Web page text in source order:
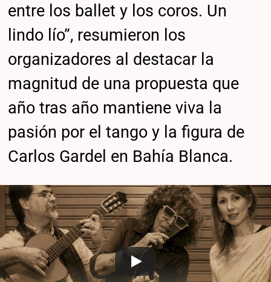
entre los ballet y los coros. Un
lindo lío”, resumieron los
organizadores al destacar la
magnitud de una propuesta que
año tras año mantiene viva la
pasión por el tango y la figura de
Carlos Gardel en Bahía Blanca.